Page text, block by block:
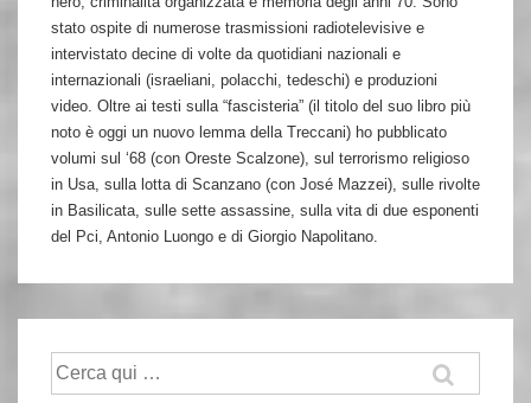
stato ospite di numerose trasmissioni radiotelevisive e
intervistato decine di volte da quotidiani nazionali e
internazionali (israeliani, polacchi, tedeschi) e produzioni
video. Oltre ai testi sulla “fascisteria” (il titolo del suo libro più
noto è oggi un nuovo lemma della Treccani) ho pubblicato
volumi sul ‘68 (con Oreste Scalzone), sul terrorismo religioso
in Usa, sulla lotta di Scanzano (con José Mazzei), sulle rivolte
in Basilicata, sulle sette assassine, sulla vita di due esponenti
del Pci, Antonio Luongo e di Giorgio Napolitano.
Cerca: